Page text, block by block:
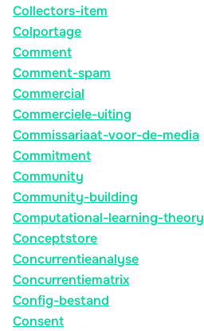
Collectors-item
Colportage
Comment
Comment-spam
Commercial
Commerciele-uiting
Commissariaat-voor-de-media
Commitment
Community
Community-building
Computational-learning-theory
Conceptstore
Concurrentieanalyse
Concurrentiematrix
Config-bestand
Consent